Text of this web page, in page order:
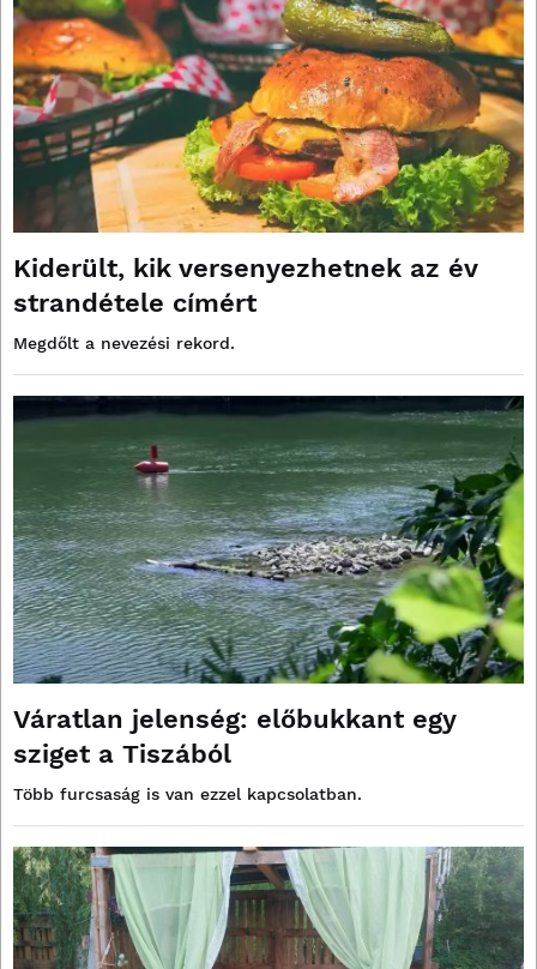
Kiderült, kik versenyezhetnek az év
strandétele címért
Megdőlt a nevezési rekord.
Váratlan jelenség: előbukkant egy
sziget a Tiszából
Több furcsaság is van ezzel kapcsolatban.